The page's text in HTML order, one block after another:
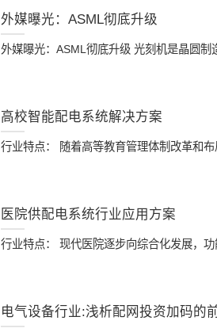
外媒曝光：ASML彻底升级
外媒曝光：ASML彻底升级 光刻机是晶圆
高校智能配电系统解决方案
行业特点： 随着高等教育管理体制改革和
医院供配电系统行业应用方案
行业特点： 现代医院逐步向综合化发展，
电气设备行业:浅析配网投资加码的